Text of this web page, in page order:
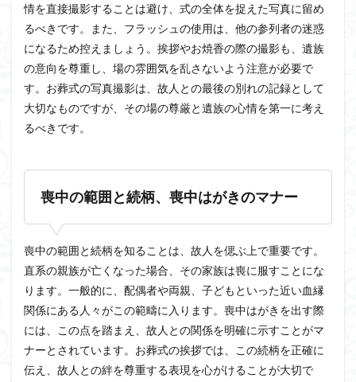
情を直接撮影することは避け、式の全体を捉えた写真に留め
るべきです。また、フラッシュの使用は、他の参列者の迷惑
になるため控えましょう。挨拶やお焼香の際の撮影も、遺族
の意向を尊重し、場の雰囲気を乱さないよう注意が必要で
す。お葬式の写真撮影は、故人との最後の別れの記録として
大切なものですが、その場の尊厳と遺族の心情を第一に考え
るべきです。
喪中の範囲と続柄、喪中はがきのマナー
喪中の範囲と続柄を知ることは、故人を偲ぶ上で重要です。
直系の親族が亡くなった場合、その家族は喪に服すことにな
ります。一般的に、配偶者や両親、子どもといった近い血縁
関係にある人々がこの範疇に入ります。喪中はがきを出す際
には、この点を踏まえ、故人との関係を明確に示すことがマ
ナーとされています。お葬式の挨拶では、この続柄を正確に
伝え、故人との絆を尊重する表現を心がけることが大切で